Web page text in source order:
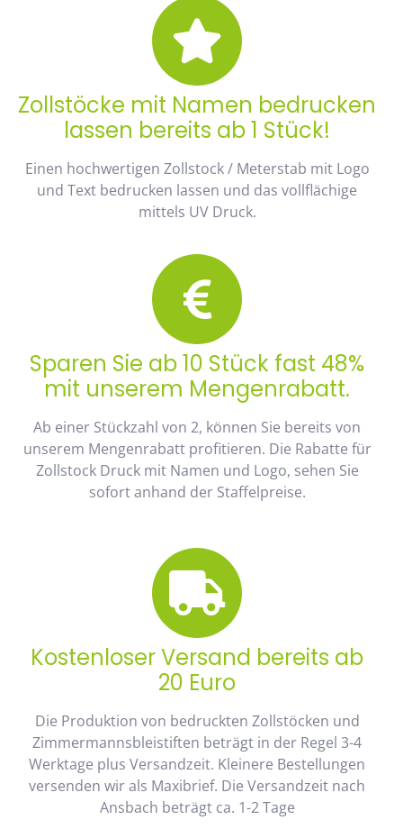
Zollstöcke mit Namen bedrucken
lassen bereits ab 1 Stück!
Einen hochwertigen Zollstock / Meterstab mit Logo
und Text bedrucken lassen und das vollflächige
mittels UV Druck.
Sparen Sie ab 10 Stück fast 48%
mit unserem Mengenrabatt.
Ab einer Stückzahl von 2, können Sie bereits von
unserem Mengenrabatt profitieren. Die Rabatte für
Zollstock Druck mit Namen und Logo, sehen Sie
sofort anhand der Staffelpreise.
Kostenloser Versand bereits ab
20 Euro
Die Produktion von bedruckten Zollstöcken und
Zimmermannsbleistiften beträgt in der Regel 3-4
Werktage plus Versandzeit. Kleinere Bestellungen
versenden wir als Maxibrief. Die Versandzeit nach
Ansbach beträgt ca. 1-2 Tage